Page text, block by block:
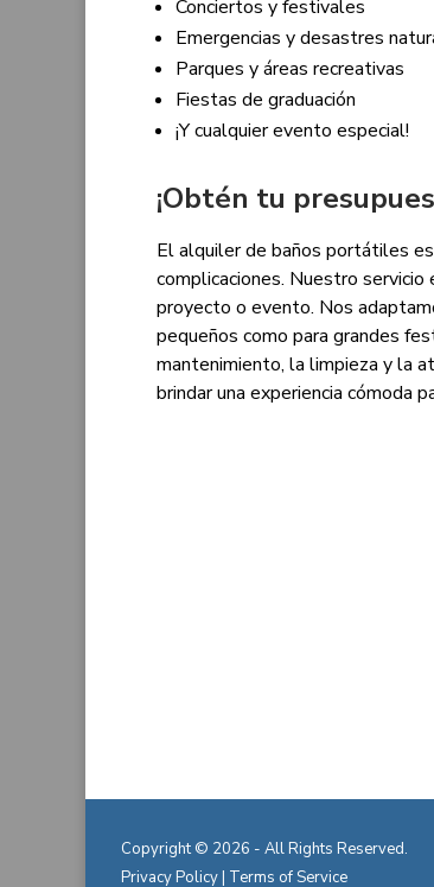
Conciertos y festivales
Emergencias y desastres
Parques y áreas recreativas
Fiestas de graduación
¡Y cualquier evento especial!
¡Obtén tu
El alquiler de baños portátiles
complicaciones. Nuestro
proyecto o evento. Nos
pequeños como para grandes
mantenimiento, la limpieza y la
brindar una experiencia cómoda
Copyright © 2026 - All Rights Reserved.
Privacy Policy| Terms of Service